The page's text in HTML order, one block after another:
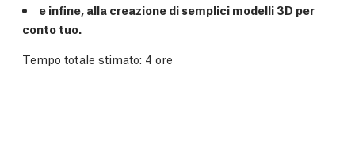
e infine, alla creazione di semplici modelli 3D per
conto tuo.
Tempo totale stimato: 4 ore